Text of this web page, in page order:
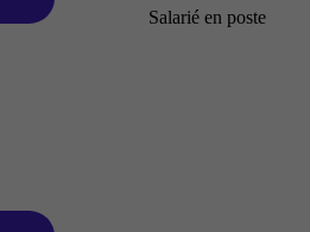
Salarié en poste